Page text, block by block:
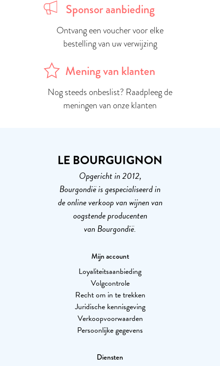
Sponsor aanbieding
Ontvang een voucher voor elke
bestelling van uw verwijzing
Mening van klanten
Nog steeds onbeslist? Raadpleeg de
meningen van onze klanten
LE BOURGUIGNON
Opgericht in 2012,
Bourgondië is gespecialiseerd in
de online verkoop van wijnen van
oogstende producenten
van Bourgondië.
Mijn account
Loyaliteitsaanbieding
Volgcontrole
Recht om in te trekken
Juridische kennisgeving
Verkoopvoorwaarden
Persoonlijke gegevens
Diensten